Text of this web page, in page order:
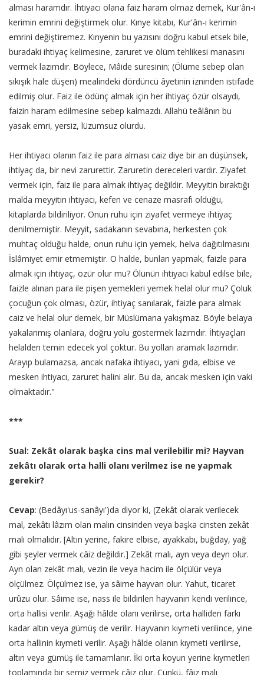
alması haramdır. İhtiyacı olana faiz haram olmaz demek, Kur'ân-ı
kerimin emrini değiştirmek olur. Kınye kitabı, Kur'ân-ı kerimin
emrini değiştiremez. Kınyenin bu yazısını doğru kabul etsek bile,
buradaki ihtiyaç kelimesine, zaruret ve ölüm tehlikesi manasını
vermek lazımdır. Böylece, Mâide suresinin; (Ölüme sebep olan
sıkışık hale düşen) mealindeki dördüncü âyetinin izninden istifade
edilmiş olur. Faiz ile ödünç almak için her ihtiyaç özür olsaydı,
faizin haram edilmesine sebep kalmazdı. Allahü teâlânın bu
yasak emri, yersiz, lüzumsuz olurdu.
Her ihtiyacı olanın faiz ile para alması caiz diye bir an düşünsek,
ihtiyaç da, bir nevi zarurettir. Zaruretin dereceleri vardır. Ziyafet
vermek için, faiz ile para almak ihtiyaç değildir. Meyyitin bıraktığı
malda meyyitin ihtiyacı, kefen ve cenaze masrafı olduğu,
kitaplarda bildiriliyor. Onun ruhu için ziyafet vermeye ihtiyaç
denilmemiştir. Meyyit, sadakanın sevabına, herkesten çok
muhtaç olduğu halde, onun ruhu için yemek, helva dağıtılmasını
İslâmiyet emir etmemiştir. O halde, bunları yapmak, faizle para
almak için ihtiyaç, özür olur mu? Ölünün ihtiyacı kabul edilse bile,
faizle alınan para ile pişen yemekleri yemek helal olur mu? Çoluk
çocuğun çok olması, özür, ihtiyaç sanılarak, faizle para almak
caiz ve helal olur demek, bir Müslümana yakışmaz. Böyle belaya
yakalanmış olanlara, doğru yolu göstermek lazımdır. İhtiyaçları
helalden temin edecek yol çoktur. Bu yolları aramak lazımdır.
Arayıp bulamazsa, ancak nafaka ihtiyacı, yani gıda, elbise ve
mesken ihtiyacı, zaruret halini alır. Bu da, ancak mesken için vaki
olmaktadır."
***
Sual: Zekât olarak başka cins mal verilebilir mi? Hayvan
zekâtı olarak orta halli olanı verilmez ise ne yapmak
gerekir?
Cevap: (Bedâyı'us-sanâyı')da diyor ki, (Zekât olarak verilecek
mal, zekâtı lâzım olan malın cinsinden veya başka cinsten zekât
malı olmalıdır. [Altın yerine, fakire elbise, ayakkabı, buğday, yağ
gibi şeyler vermek câiz değildir.] Zekât malı, ayn veya deyn olur.
Ayn olan zekât malı, vezin ile veya hacim ile ölçülür veya
ölçülmez. Ölçülmez ise, ya sâime hayvan olur. Yahut, ticaret
urûzu olur. Sâime ise, nass ile bildirilen hayvanın kendi verilince,
orta hallisi verilir. Aşağı hâlde olanı verilirse, orta halliden farkı
kadar altın veya gümüş de verilir. Hayvanın kıymeti verilince, yine
orta hallinin kıymeti verilir. Aşağı hâlde olanın kıymeti verilirse,
altın veya gümüş ile tamamlanır. İki orta koyun yerine kıymetleri
toplamında bir semiz vermek câiz olur. Çünkü, fâiz malı